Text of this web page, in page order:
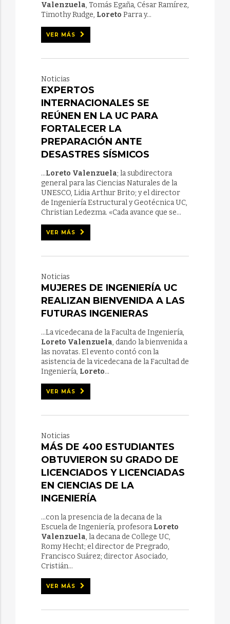
Valenzuela, Tomás Egaña, César Ramírez,
Timothy Rudge, Loreto Parra y...
VER MÁS
Noticias
EXPERTOS
INTERNACIONALES SE
REÚNEN EN LA UC PARA
FORTALECER LA
PREPARACIÓN ANTE
DESASTRES SÍSMICOS
...Loreto Valenzuela; la subdirectora
general para las Ciencias Naturales de la
UNESCO, Lidia Arthur Brito; y el director
de Ingeniería Estructural y Geotécnica UC,
Christian Ledezma. «Cada avance que se...
VER MÁS
Noticias
MUJERES DE INGENIERÍA UC
REALIZAN BIENVENIDA A LAS
FUTURAS INGENIERAS
...La vicedecana de la Faculta de Ingeniería,
Loreto Valenzuela, dando la bienvenida a
las novatas. El evento contó con la
asistencia de la vicedecana de la Facultad de
Ingeniería, Loreto...
VER MÁS
Noticias
MÁS DE 400 ESTUDIANTES
OBTUVIERON SU GRADO DE
LICENCIADOS Y LICENCIADAS
EN CIENCIAS DE LA
INGENIERÍA
...con la presencia de la decana de la
Escuela de Ingeniería, profesora Loreto
Valenzuela, la decana de College UC,
Romy Hecht; el director de Pregrado,
Francisco Suárez; director Asociado,
Cristián...
VER MÁS